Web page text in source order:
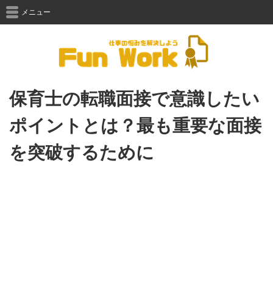
メニュー
保育士の転職面接で意識したい
ポイントとは？最も重要な面接
を突破するために